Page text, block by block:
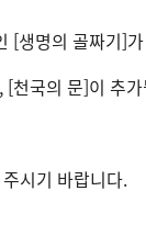
[생명의 골짜기]
천국의 문]이 추
시기 바랍니다.